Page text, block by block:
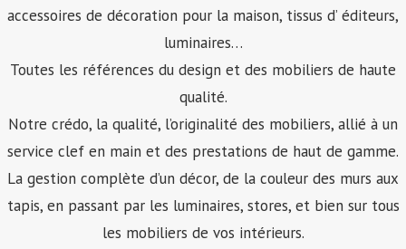
accessoires de décoration pour la maison, tissus d’ éditeurs,
luminaires…
Toutes les références du design et des mobiliers de haute
qualité.
Notre crédo, la qualité, l’originalité des mobiliers, allié à un
service clef en main et des prestations de haut de gamme.
La gestion complète d’un décor, de la couleur des murs aux
tapis, en passant par les luminaires, stores, et bien sur tous
les mobiliers de vos intérieurs.